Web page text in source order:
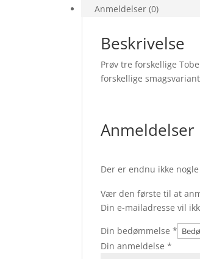
Anmeldelser (0)
Beskrivelse
Prøv tre forskellige
forskellige
Anmeldelser
Der er endnu ikke
Vær den første til at
Din e-mailadresse vil
Din bedømmelse*
Din anmeldelse*